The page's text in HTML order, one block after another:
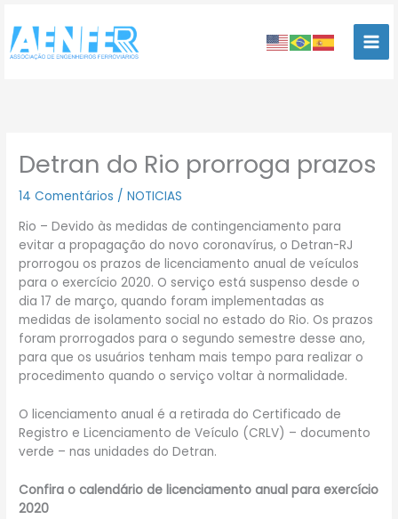
para
conteúdo
Detran do Rio prorroga prazos
14 Comentários /NOTICIAS
Rio – Devido às medidas de contingenciamento para
evitar a propagação do novo coronavírus, o Detran-RJ
prorrogou os prazos de licenciamento anual de veículos
para o exercício 2020. O serviço está suspenso desde o
dia 17 de março, quando foram implementadas as
medidas de isolamento social no estado do Rio. Os prazos
foram prorrogados para o segundo semestre desse ano,
para que os usuários tenham mais tempo para realizar o
procedimento quando o serviço voltar à normalidade.
O licenciamento anual é a retirada do Certificado de
Registro e Licenciamento de Veículo (CRLV) – documento
verde – nas unidades do Detran.
Confira o calendário de licenciamento anual para exercício
2020